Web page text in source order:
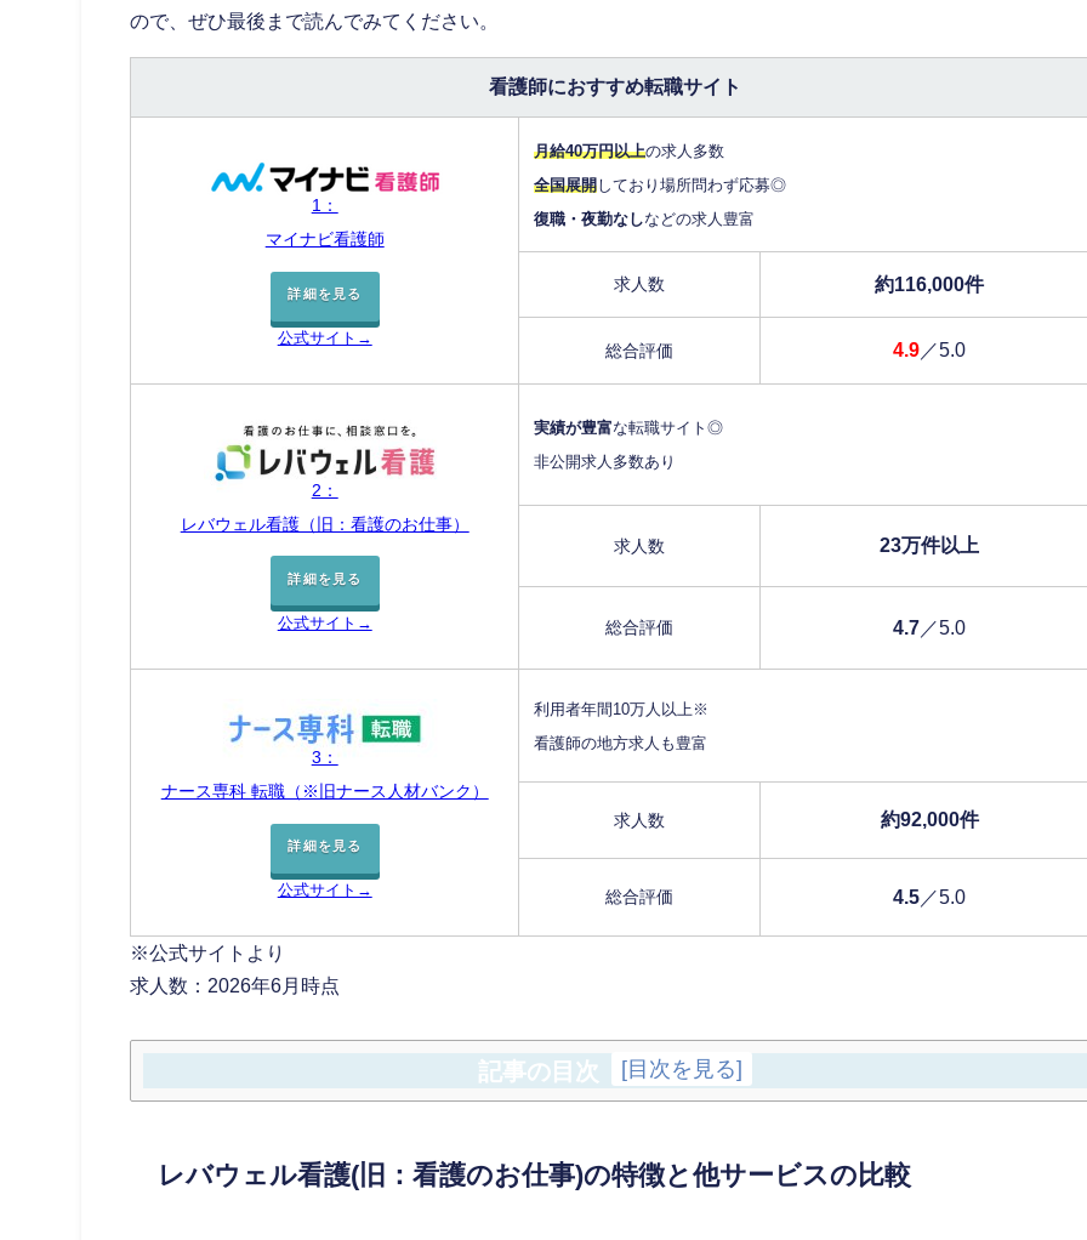
ので、ぜひ最後まで読んでみてください。
看護師におすすめ転職サイト
1：
マイナビ看護師
詳細を見る
公式サイト→
月給40万円以上の求人多数
全国展開しており場所問わず応募◎
復職・夜勤なしなどの求人豊富
求人数 約116,000件
総合評価 4.9 ／5.0
2：
レバウェル看護（旧：看護のお仕事）
詳細を見る
公式サイト→
実績が豊富な転職サイト◎
非公開求人多数あり
求人数 23万件以上
総合評価 4.7 ／5.0
3：
ナース専科 転職（※旧ナース人材バンク）
詳細を見る
公式サイト→
利用者年間10万人以上※
看護師の地方求人も豊富
求人数 約92,000件
総合評価 4.5 ／5.0
※公式サイトより
求人数：2026年6月時点
記事の目次 [ 目次を見る]
レバウェル看護(旧：看護のお仕事)の特徴と他サービスの比較